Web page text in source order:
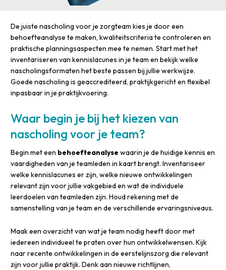
De juiste nascholing voor je zorgteam kies je door een
behoefteanalyse te maken, kwaliteitscriteria te controleren en
praktische planningsaspecten mee te nemen. Start met het
inventariseren van kennislacunes in je team en bekijk welke
nascholingsformaten het beste passen bij jullie werkwijze.
Goede nascholing is geaccrediteerd, praktijkgericht en flexibel
inpasbaar in je praktijkvoering.
Waar begin je bij het kiezen van
nascholing voor je team?
Begin met een behoefteanalyse waarin je de huidige kennis en
vaardigheden van je teamleden in kaart brengt. Inventariseer
welke kennislacunes er zijn, welke nieuwe ontwikkelingen
relevant zijn voor jullie vakgebied en wat de individuele
leerdoelen van teamleden zijn. Houd rekening met de
samenstelling van je team en de verschillende ervaringsniveaus.
Maak een overzicht van wat je team nodig heeft door met
iedereen individueel te praten over hun ontwikkelwensen. Kijk
naar recente ontwikkelingen in de eerstelijnszorg die relevant
zijn voor jullie praktijk. Denk aan nieuwe richtlijnen,